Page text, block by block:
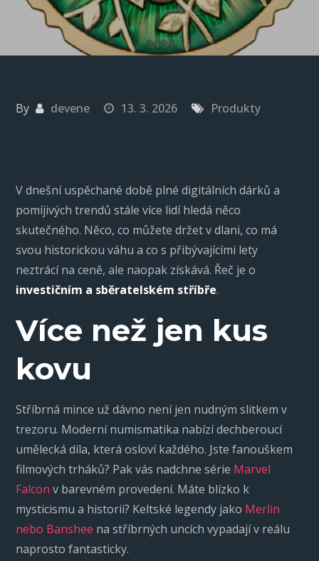
By devene 13. 3. 2026 Produkty
V dnešní uspěchané době plné digitálních dárků a
pomíjivých trendů stále více lidí hledá něco
skutečného. Něco, co můžete držet v dlani, co má
svou historickou váhu a co s přibývajícími lety
neztrácí na ceně, ale naopak získává. Řeč je o
investičním a sběratelském stříbře.
Více než jen kus
kovu
Stříbrná mince už dávno není jen nudným slitkem v
trezoru. Moderní numismatika nabízí dechberoucí
umělecká díla, která osloví každého. Jste fanouškem
filmových trháků? Pak vás nadchne série Marvel
Falcon v barevném provedení. Máte blízko k
mysticismu a historii? Keltské legendy jako Merlin
nebo Banshee na stříbrných uncích vypadají v reálu
naprosto fantasticky.